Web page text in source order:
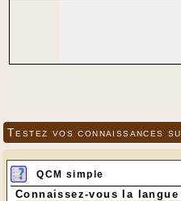
Testez vos connaissances
QCM simple
Connaissez-vous la